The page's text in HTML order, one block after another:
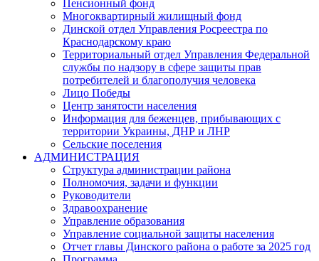
Пенсионный фонд
Многоквартирный жилищный фонд
Динской отдел Управления Росреестра по
Краснодарскому краю
Территориальный отдел Управления Федеральной
службы по надзору в сфере защиты прав
потребителей и благополучия человека
Лицо Победы
Центр занятости населения
Информация для беженцев, прибывающих с
территории Украины, ДНР и ЛНР
Сельские поселения
АДМИНИСТРАЦИЯ
Структура администрации района
Полномочия, задачи и функции
Руководители
Здравоохранение
Управление образования
Управление социальной защиты населения
Отчет главы Динского района о работе за 2025 год